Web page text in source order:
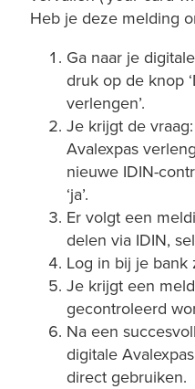
Heb je deze melding
Ga naar je
druk op de knop
verlengen’.
Je krijgt de
Avalexpas
nieuwe IDIN-
‘ja’.
Er volgt een
delen via IDIN,
Log in bij je bank
Je krijgt een
gecontroleerd
Na een
digitale
direct gebruiken.